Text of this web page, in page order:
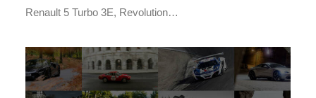
Renault 5 Turbo 3E, Revolution…